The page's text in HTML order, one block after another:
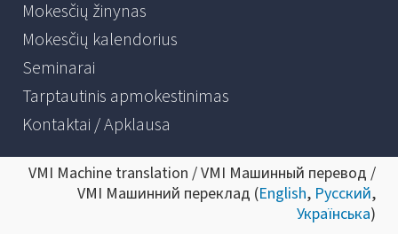
Mokesčių žinynas
Mokesčių kalendorius
Seminarai
Tarptautinis apmokestinimas
Kontaktai / Apklausa
VMI Machine translation / VMI Машинный перевод /
VMI Машинний переклад (English, Русский,
Українська)